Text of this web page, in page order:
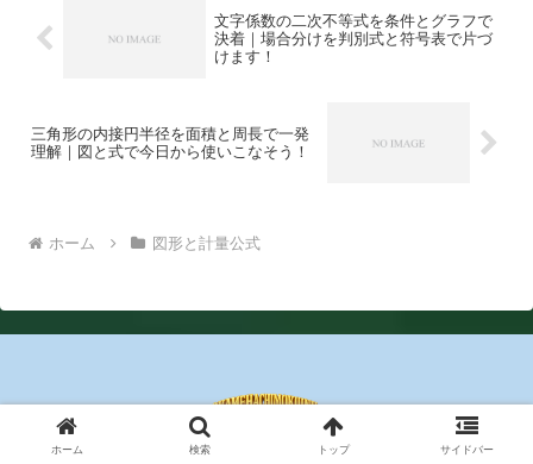
文字係数の二次不等式を条件とグラフで
決着｜場合分けを判別式と符号表で片づ
けます！
三角形の内接円半径を面積と周長で一発
理解｜図と式で今日から使いこなそう！
ホーム 図形と計量公式
ホーム 検索 トップ サイドバー